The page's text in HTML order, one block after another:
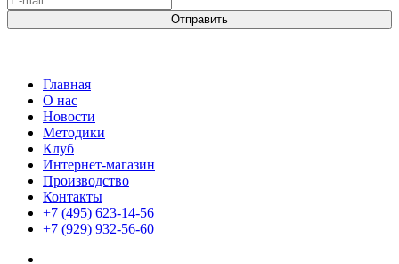
Отправить
Главная
О нас
Новости
Методики
Клуб
Интернет-магазин
Производство
Контакты
+7 (495) 623-14-56
+7 (929) 932-56-60